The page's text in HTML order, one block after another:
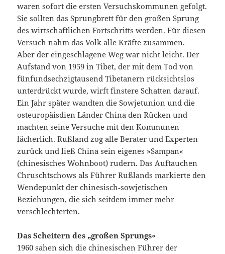
waren sofort die ersten Versuchskommunen gefolgt.
Sie sollten das Sprungbrett für den großen Sprung
des wirtschaftlichen Fortschritts werden. Für diesen
Versuch nahm das Volk alle Kräfte zusammen.
Aber der eingeschlagene Weg war nicht leicht. Der
Aufstand von 1959 in Tibet, der mit dem Tod von
fünfundsechzigtausend Tibetanern rücksichtslos
unterdrückt wurde, wirft finstere Schatten darauf.
Ein Jahr später wandten die Sowjetunion und die
osteuropäisdien Länder China den Rücken und
machten seine Versuche mit den Kommunen
lächerlich. Rußland zog alle Berater und Experten
zurück und ließ China sein eigenes »Sampan«
(chinesisches Wohnboot) rudern. Das Auftauchen
Chruschtschows als Führer Rußlands markierte den
Wendepunkt der chinesisch‑sowjetischen
Beziehungen, die sich seitdem immer mehr
verschlechterten.
Das Scheitern des „großen Sprungs«
1960 sahen sich die chinesischen Führer der